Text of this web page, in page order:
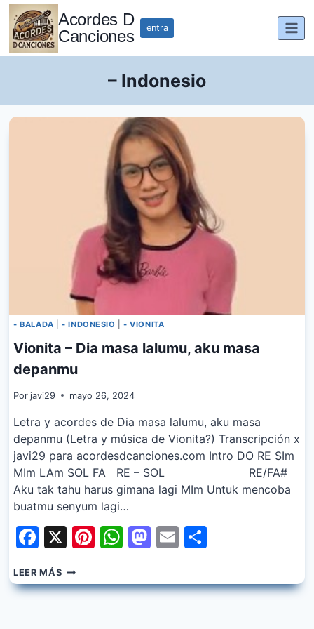
Saltar
contenido
Acordes D
Canciones
entra
– Indonesio
- BALADA |- INDONESIO |- VIONITA
Vionita – Dia masa lalumu, aku masa
depanmu
Por javi29 mayo 26, 2024
Letra y acordes de Dia masa lalumu, aku masa
depanmu (Letra y música de Vionita?) Transcripción x
javi29 para acordesdcanciones.com Intro DO RE SIm
MIm LAm SOL FA RE – SOL RE/FA#
Aku tak tahu harus gimana lagi MIm Untuk mencoba
buatmu senyum lagi…
Facebook
X Pinterest
WhatsApp
Mastodon
Email
LEER MÁSVIONITA
–
DIA